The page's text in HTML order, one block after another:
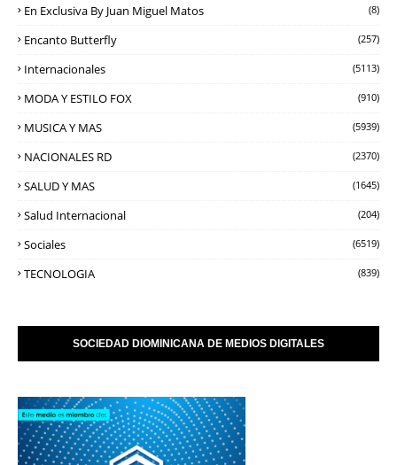
En Exclusiva By Juan Miguel Matos (8)
Encanto Butterfly (257)
Internacionales (5113)
MODA Y ESTILO FOX (910)
MUSICA Y MAS (5939)
NACIONALES RD (2370)
SALUD Y MAS (1645)
Salud Internacional (204)
Sociales (6519)
TECNOLOGIA (839)
SOCIEDAD DIOMINICANA DE MEDIOS DIGITALES